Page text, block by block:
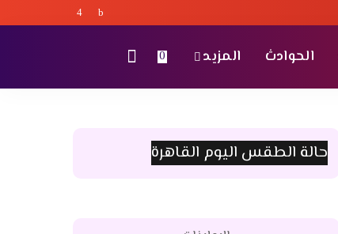
الحوادث المزيد 0
حالة الطقس اليوم القاهرة